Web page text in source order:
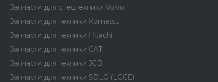
Запчасти для спецтехники Volvo
Запчасти для техники Komatsu
Запчасти для техники Hitachi
Запчасти для техники CAT
Запчасти для техники JCB
Запчасти для техники SDLG (LGCE)